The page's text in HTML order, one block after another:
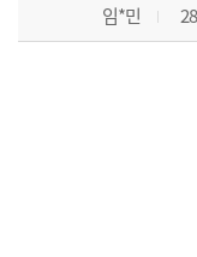
임*민